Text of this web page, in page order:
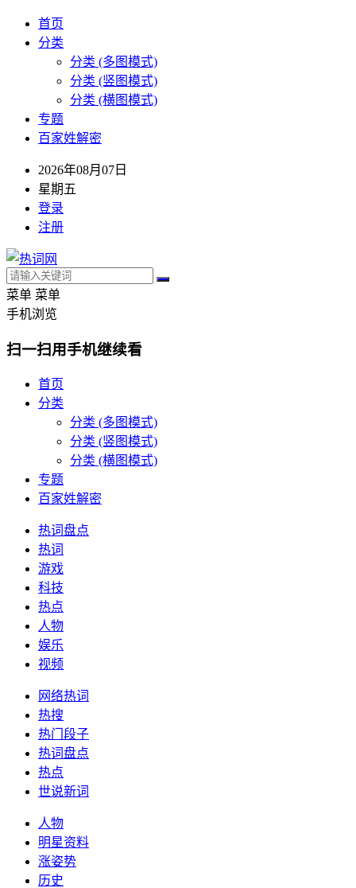
首页
分类
分类 (多图模式)
分类 (竖图模式)
分类 (横图模式)
专题
百家姓解密
2026年08月07日
星期五
登录
注册
菜单 菜单
手机浏览
扫一扫用手机继续看
首页
分类
分类 (多图模式)
分类 (竖图模式)
分类 (横图模式)
专题
百家姓解密
热词盘点
热词
游戏
科技
热点
人物
娱乐
视频
网络热词
热搜
热门段子
热词盘点
热点
世说新词
人物
明星资料
涨姿势
历史